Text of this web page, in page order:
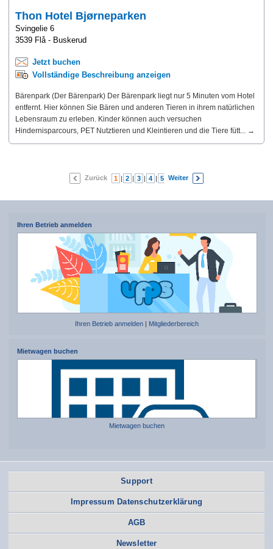
Thon Hotel Bjørneparken
Svingelie 6
3539 Flå - Buskerud
Jetzt buchen
Vollständige Beschreibung anzeigen
Bärenpark (Der Bärenpark) Der Bärenpark liegt nur 5 Minuten vom Hotel
entfernt. Hier können Sie Bären und anderen Tieren in ihrem natürlichen
Lebensraum zu erleben. Kinder können auch versuchen
Hindernisparcours, PET Nutztieren und Kleintieren und die Tiere fütt... →
Zurück 1 | 2 | 3 | 4 | 5 | 6 | 7
Weiter
Ihren Betrieb anmelden
Ihren Betrieb anmelden Mitgliederbereich
Mietwagen buchen
Mietwagen buchen
Support
Impressum Datenschutzerklärung
AGB
Newsletter